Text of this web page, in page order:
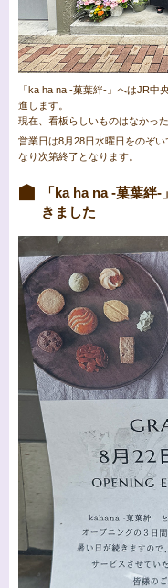
「ka ha na -菓葉絆-」へはJR中
進します。
現在、看板らしいものはなかっ
営業日は8月28日水曜日をのぞ
なり次第終了となります。
「ka ha na -菓葉絆
きました